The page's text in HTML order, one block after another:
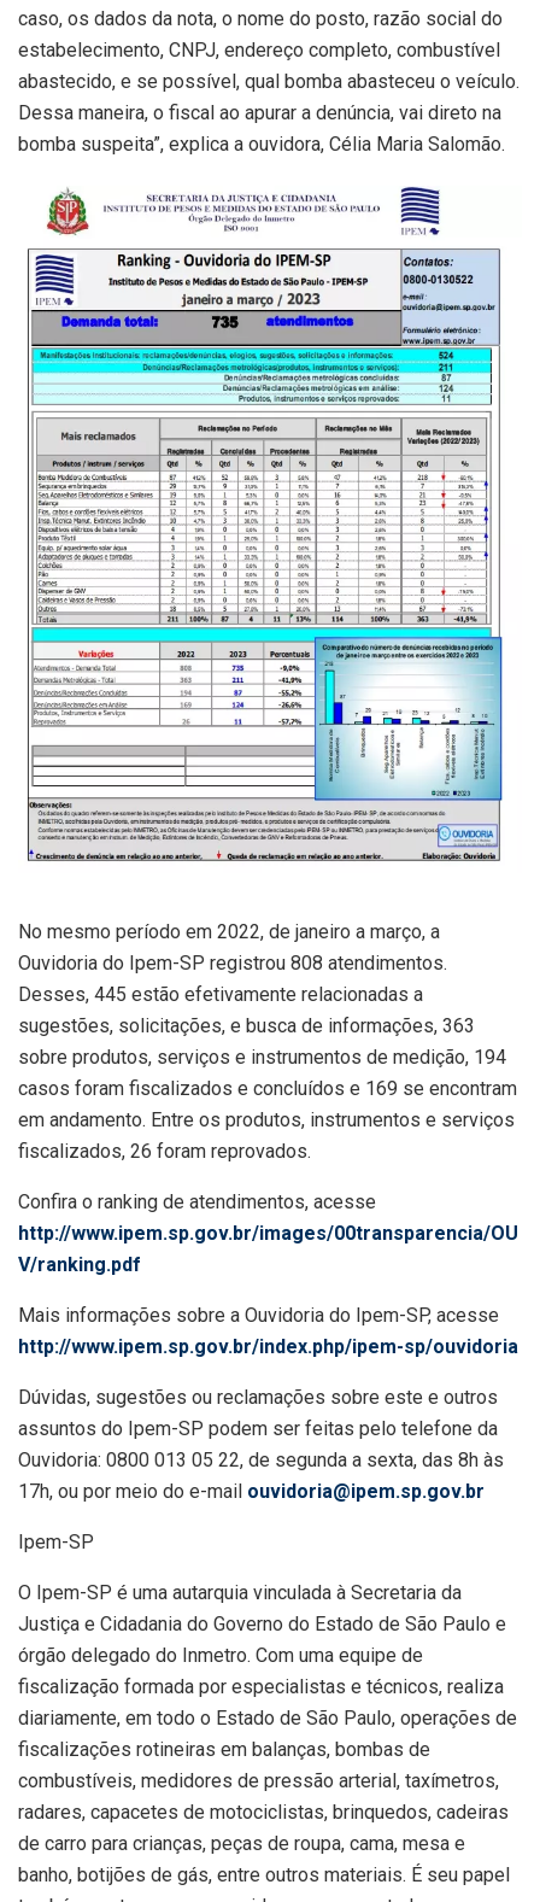
caso, os dados da nota, o nome do posto, razão social do
estabelecimento, CNPJ, endereço completo, combustível
abastecido, e se possível, qual bomba abasteceu o veículo.
Dessa maneira, o fiscal ao apurar a denúncia, vai direto na
bomba suspeita”, explica a ouvidora, Célia Maria Salomão.
No mesmo período em 2022, de janeiro a março, a
Ouvidoria do Ipem-SP registrou 808 atendimentos.
Desses, 445 estão efetivamente relacionadas a
sugestões, solicitações, e busca de informações, 363
sobre produtos, serviços e instrumentos de medição, 194
casos foram fiscalizados e concluídos e 169 se encontram
em andamento. Entre os produtos, instrumentos e serviços
fiscalizados, 26 foram reprovados.
Confira o ranking de atendimentos, acesse
http://www.ipem.sp.gov.br/images/00transparencia/OU
V/ranking.pdf
Mais informações sobre a Ouvidoria do Ipem-SP, acesse
http://www.ipem.sp.gov.br/index.php/ipem-sp/ouvidoria
Dúvidas, sugestões ou reclamações sobre este e outros
assuntos do Ipem-SP podem ser feitas pelo telefone da
Ouvidoria: 0800 013 05 22, de segunda a sexta, das 8h às
17h, ou por meio do e-mail ouvidoria@ipem.sp.gov.br
Ipem-SP
O Ipem-SP é uma autarquia vinculada à Secretaria da
Justiça e Cidadania do Governo do Estado de São Paulo e
órgão delegado do Inmetro. Com uma equipe de
fiscalização formada por especialistas e técnicos, realiza
diariamente, em todo o Estado de São Paulo, operações de
fiscalizações rotineiras em balanças, bombas de
combustíveis, medidores de pressão arterial, taxímetros,
radares, capacetes de motociclistas, brinquedos, cadeiras
de carro para crianças, peças de roupa, cama, mesa e
banho, botijões de gás, entre outros materiais. É seu papel